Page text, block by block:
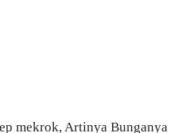
mekrok, Artinya Bunganya